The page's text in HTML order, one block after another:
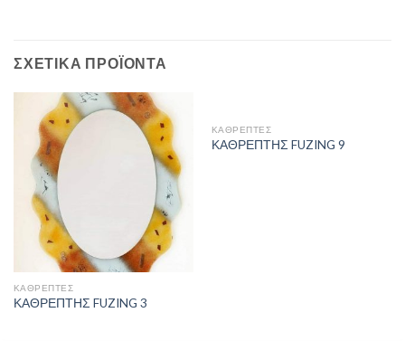
ΣΧΕΤΙΚΆ ΠΡΟΪΌΝΤΑ
ΚΑΘΡΈΠΤΕΣ
ΚΑΘΡΕΠΤΗΣ FUZING 3
ΚΑΘΡΈΠΤΕΣ
ΚΑΘΡΕΠΤΗΣ FUZING 9